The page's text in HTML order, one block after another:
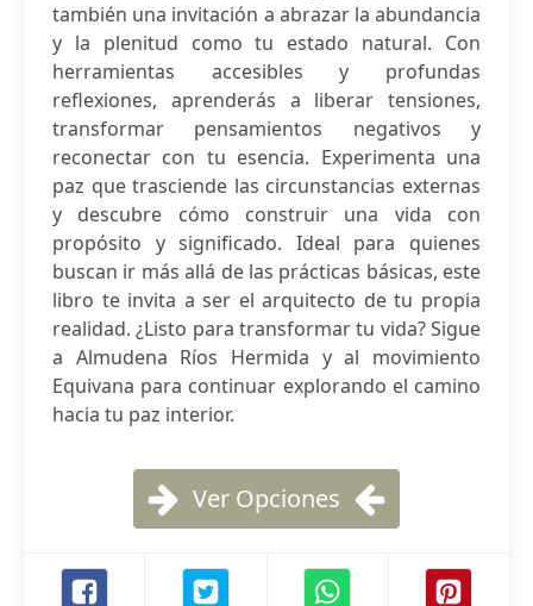
también una invitación a abrazar la abundancia
y la plenitud como tu estado natural. Con
herramientas accesibles y profundas
reflexiones, aprenderás a liberar tensiones,
transformar pensamientos negativos y
reconectar con tu esencia. Experimenta una
paz que trasciende las circunstancias externas
y descubre cómo construir una vida con
propósito y significado. Ideal para quienes
buscan ir más allá de las prácticas básicas, este
libro te invita a ser el arquitecto de tu propia
realidad. ¿Listo para transformar tu vida? Sigue
a Almudena Ríos Hermida y al movimiento
Equivana para continuar explorando el camino
hacia tu paz interior.
Ver Opciones